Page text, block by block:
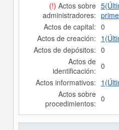
(!) Actos sobre
administradores:
Actos de capital: 0
Actos de creación:
Actos de depósitos: 0
Actos de
identificación: 0
Actos informativos:
Actos sobre
procedimientos: 0